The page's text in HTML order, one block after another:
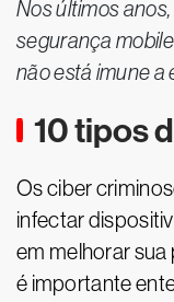
Nos últimos
segurança
não está imune a
10 tipos
Os ciber
infectar
em melhorar
é importante